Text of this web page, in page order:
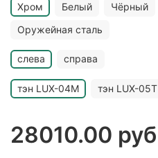
Хром Белый Чёрный
Оружейная сталь
слева справа
тэн LUX-04M тэн LUX-05T
28010.00 руб